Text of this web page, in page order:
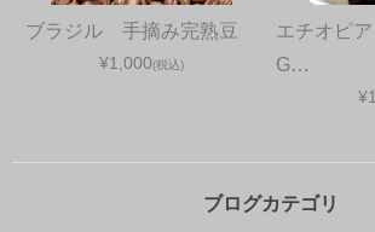
ブラジル 手摘み完熟豆
¥1,000(税込)
エチオピ
G…
ブログカテゴリ